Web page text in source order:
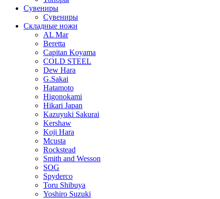
Сувениры
Сувениры
Складные ножи
AL Mar
Beretta
Capitan Koyama
COLD STEEL
Dew Hara
G.Sakai
Hatamoto
Higonokami
Hikari Japan
Kazuyuki Sakurai
Kershaw
Koji Hara
Mcusta
Rockstead
Smith and Wesson
SOG
Spyderco
Toru Shibuya
Yoshiro Suzuki